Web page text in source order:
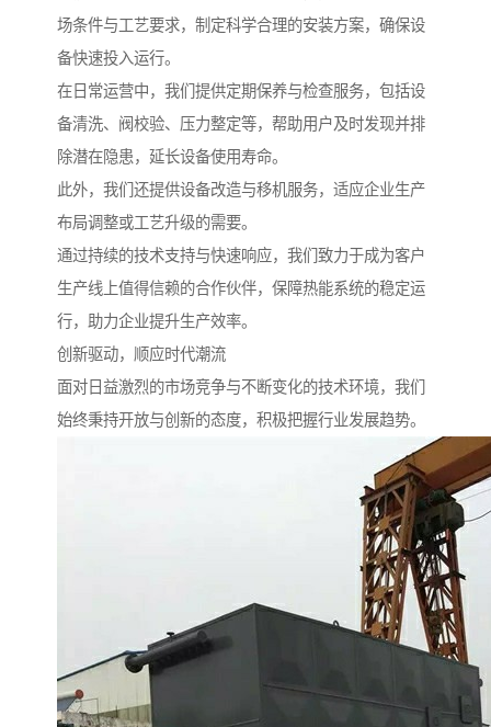
场条件与工艺要求，制定科学合理的安装方案，确保设
备快速投入运行。
在日常运营中，我们提供定期保养与检查服务，包括设
备清洗、阀校验、压力整定等，帮助用户及时发现并排
除潜在隐患，延长设备使用寿命。
此外，我们还提供设备改造与移机服务，适应企业生产
布局调整或工艺升级的需要。
通过持续的技术支持与快速响应，我们致力于成为客户
生产线上值得信赖的合作伙伴，保障热能系统的稳定运
行，助力企业提升生产效率。
创新驱动，顺应时代潮流
面对日益激烈的市场竞争与不断变化的技术环境，我们
始终秉持开放与创新的态度，积极把握行业发展趋势。